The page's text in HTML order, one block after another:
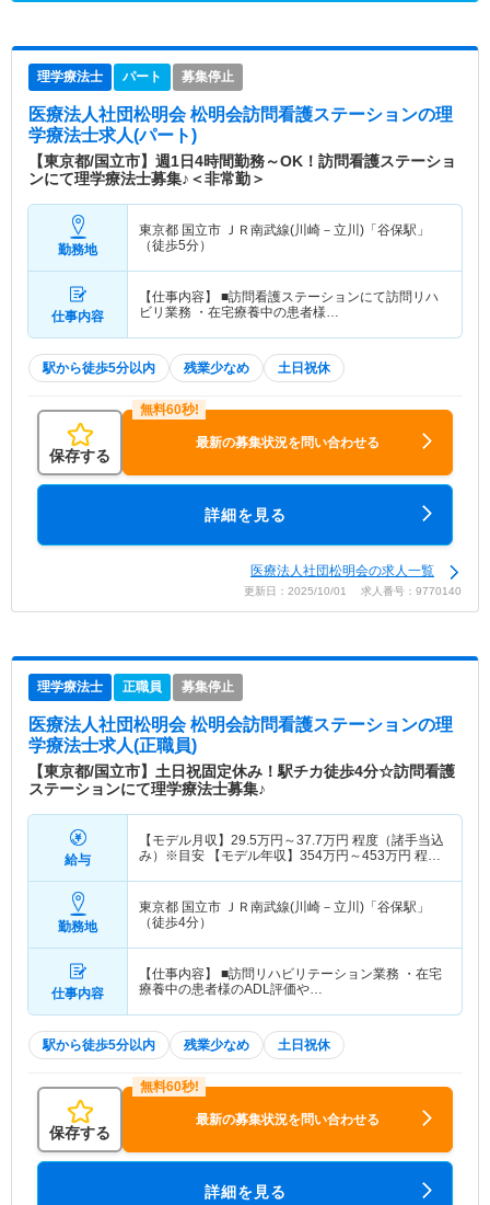
理学療法士 パート 募集停止
医療法人社団松明会 松明会訪問看護ステーションの理
学療法士求人(パート)
【東京都/国立市】週1日4時間勤務～OK！訪問看護ステーショ
ンにて理学療法士募集♪＜非常勤＞
勤務地
東京都 国立市 ＪＲ南武線(川崎－立川)「谷保駅」
（徒歩5分）
仕事内容
【仕事内容】 ■訪問看護ステーションにて訪問リハ
ビリ業務 ・在宅療養中の患者様…
駅から徒歩5分以内 残業少なめ 土日祝休
保存する
最新の募集状況を問い合わせる
詳細を見る
医療法人社団松明会の求人一覧
更新日：2025/10/01 求人番号：9770140
理学療法士 正職員 募集停止
医療法人社団松明会 松明会訪問看護ステーションの理
学療法士求人(正職員)
【東京都/国立市】土日祝固定休み！駅チカ徒歩4分☆訪問看護
ステーションにて理学療法士募集♪
給与
【モデル月収】 29.5万円～37.7万円 程度（諸手当込
み）※目安 【モデル年収】 354万円～453万円 程度
勤務地
東京都 国立市 ＪＲ南武線(川崎－立川)「谷保駅」
（徒歩4分）
仕事内容
【仕事内容】 ■訪問リハビリテーション業務 ・在宅
療養中の患者様のADL評価や…
駅から徒歩5分以内 残業少なめ 土日祝休
保存する
最新の募集状況を問い合わせる
詳細を見る